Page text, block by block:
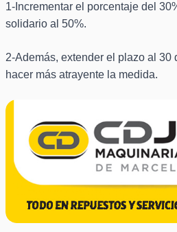
1-Incrementar el porcentaje del
solidario al 50%.
2-Además, extender el plazo al 30
hacer más atrayente la medida.